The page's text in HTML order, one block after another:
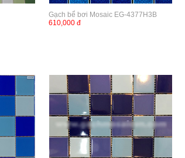
Gạch bể bơi Mosaic EG-4377H3B
610,000 đ